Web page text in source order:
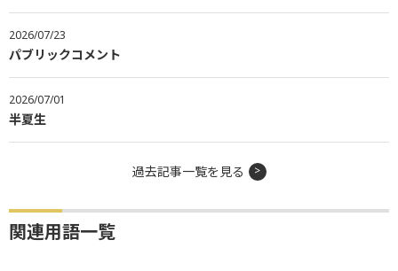
2026/07/23
パブリックコメント
2026/07/01
半夏生
過去記事一覧を見る
関連用語一覧